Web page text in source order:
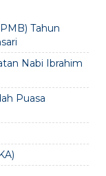
Tahun
Nabi Ibrahim
Puasa